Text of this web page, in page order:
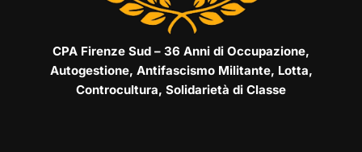
CPA Firenze Sud – 36 Anni di Occupazione,
Autogestione, Antifascismo Militante, Lotta,
Controcultura, Solidarietà di Classe